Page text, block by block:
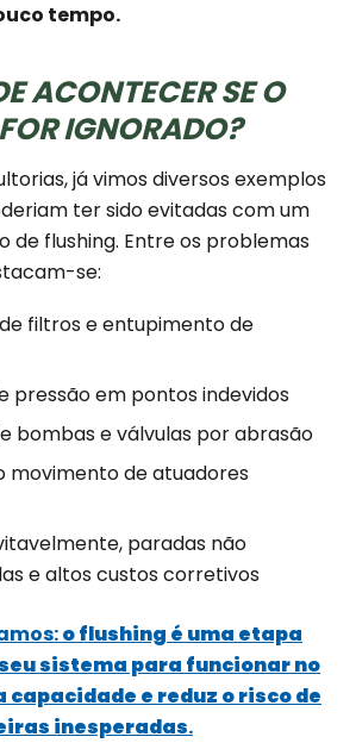
tempo.
ACONTECER SE O
IGNORADO?
já vimos diversos exemplos
ter sido evitadas com um
de flushing. Entre os problemas
se:
filtros e entupimento de
pressão em pontos indevidos
bombas e válvulas por abrasão
movimento de atuadores
paradas não
e altos custos corretivos
o flushing é uma etapa
sistema para funcionar no
capacidade e reduz o risco de
inesperadas.